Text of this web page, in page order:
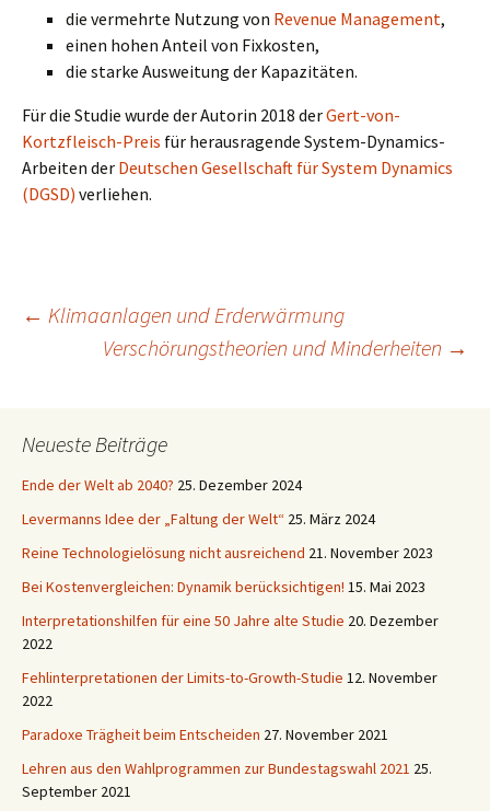
die vermehrte Nutzung von Revenue Management,
einen hohen Anteil von Fixkosten,
die starke Ausweitung der Kapazitäten.
Für die Studie wurde der Autorin 2018 derGert-von-
Kortzfleisch-Preis für herausragende System-Dynamics-
Arbeiten der Deutschen Gesellschaft für System Dynamics
(DGSD) verliehen.
Beitragsnavigation
← Klimaanlagen und Erderwärmung
Verschörungstheorien und Minderheiten →
Neueste Beiträge
Ende der Welt ab 2040? 25. Dezember 2024
Levermanns Idee der „Faltung der Welt“ 25. März 2024
Reine Technologielösung nicht ausreichend 21. November 2023
Bei Kostenvergleichen: Dynamik berücksichtigen! 15. Mai 2023
Interpretationshilfen für eine 50 Jahre alte Studie 20. Dezember
2022
Fehlinterpretationen der Limits-to-Growth-Studie 12. November
2022
Paradoxe Trägheit beim Entscheiden 27. November 2021
Lehren aus den Wahlprogrammen zur Bundestagswahl 2021 25.
September 2021